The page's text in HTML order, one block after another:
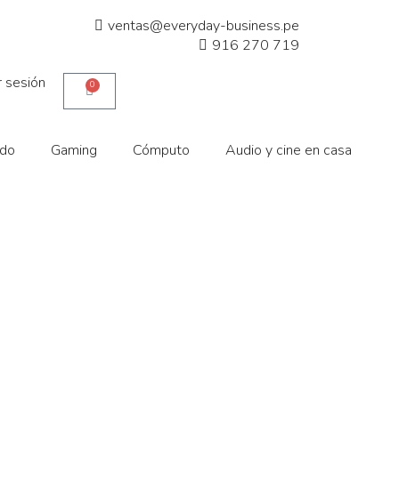
ventas@everyday-business.pe
916 270 719
sesión
0
Gaming Cómputo Audio y cine en casa